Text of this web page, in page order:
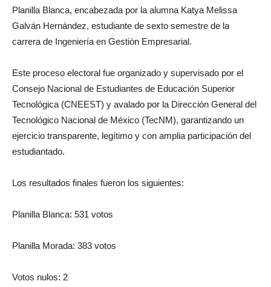
Planilla Blanca, encabezada por la alumna Katya Melissa
Galván Hernández, estudiante de sexto semestre de la
carrera de Ingeniería en Gestión Empresarial.
Este proceso electoral fue organizado y supervisado por el
Consejo Nacional de Estudiantes de Educación Superior
Tecnológica (CNEEST) y avalado por la Dirección General del
Tecnológico Nacional de México (TecNM), garantizando un
ejercicio transparente, legítimo y con amplia participación del
estudiantado.
Los resultados finales fueron los siguientes:
Planilla Blanca: 531 votos
Planilla Morada: 383 votos
Votos nulos: 2